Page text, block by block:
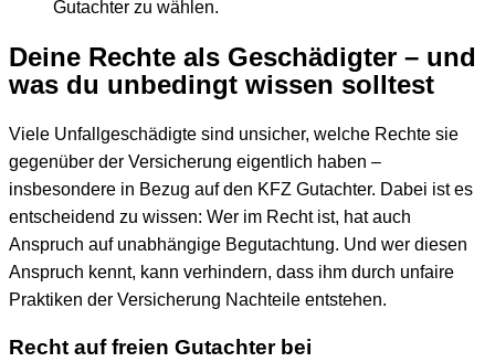
Gutachter zu wählen.
Deine Rechte als Geschädigter – und
was du unbedingt wissen solltest
Viele Unfallgeschädigte sind unsicher, welche Rechte sie
gegenüber der Versicherung eigentlich haben –
insbesondere in Bezug auf den KFZ Gutachter. Dabei ist es
entscheidend zu wissen: Wer im Recht ist, hat auch
Anspruch auf unabhängige Begutachtung. Und wer diesen
Anspruch kennt, kann verhindern, dass ihm durch unfaire
Praktiken der Versicherung Nachteile entstehen.
Recht auf freien Gutachter bei